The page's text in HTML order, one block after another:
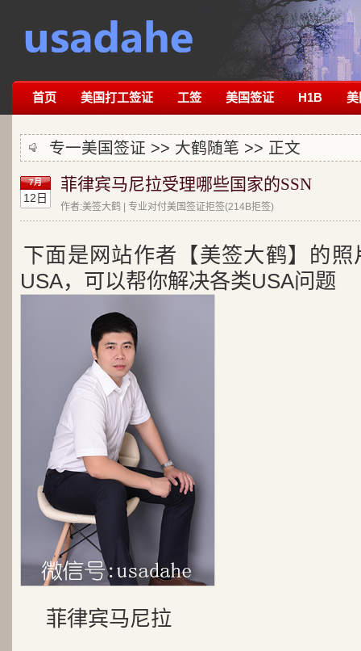
首页 美国打工签证 工签 美国签证 H1B 美
专一美国签证 >> 大鹤随笔 >> 正文
7月
12日
菲律宾马尼拉受理哪些国家的SSN
作者:美签大鹤 | 专业对付美国签证拒签(214B拒签)
下面是网站作者【美签大鹤】的
USA，可以帮你解决各类USA问题
菲律宾马尼拉